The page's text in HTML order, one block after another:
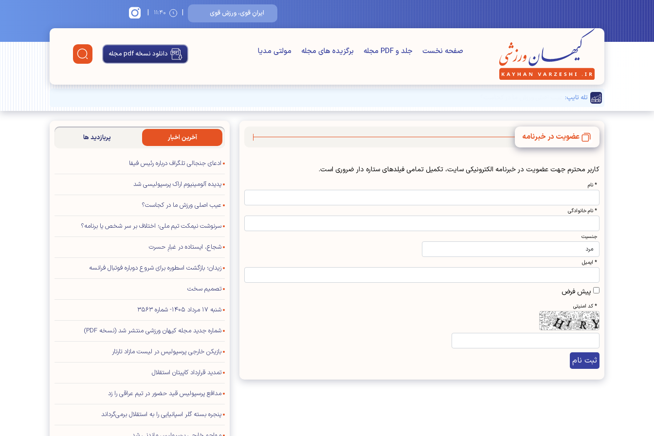
ایرانِ قوی، ورزشِ قوی
۱۷/مرداد/۱۴۰۵ | ۱۱:۴۰ |
صفحه نخست جلد و PDF مجله برگزیده های مجله مولتی مدیا دانلود نسخه pdf مجله
تله تایپ:
عضويت در خبرنامه
كاربر محترم جهت عضويت در خبرنامه الكترونيكي سايت، تكميل تمامي فيلدهاي ستاره دار ضروري است.
* نام
* نام خانوادگی
جنسیت
* ایمیل
پیش فرض
* کد امنیتی
آخرین اخبار پربازدید ها
ادعای جنجالی تلگراف درباره رئیس فیفا
پدیده آلومینیوم اراک پرسپولیسی شد
عیب اصلی ورزش ما در کجاست؟
سرنوشت نیمکت تیم ملی؛ اختلاف بر سر شخص یا برنامه؟
شجاع، ایستاده در غبارِ حسرت
زیدان؛ بازگشت اسطوره برای شروع دوباره فوتبال فرانسه
تصمیم سخت
شنبه ۱۷ مرداد ۱۴۰۵- شماره ۳۵۶۳
شماره جدید مجله کیهان ورزشی منتشر شد (نسخه PDF)
بازیکن خارجی پرسپولیس در لیست مازاد تارتار
تمدید قرارداد کاپیتان استقلال
مدافع پرسپولیس قید حضور در تیم عراقی را زد
پنجره بسته گلر اسپانیایی را به استقلال برمی‌گرداند